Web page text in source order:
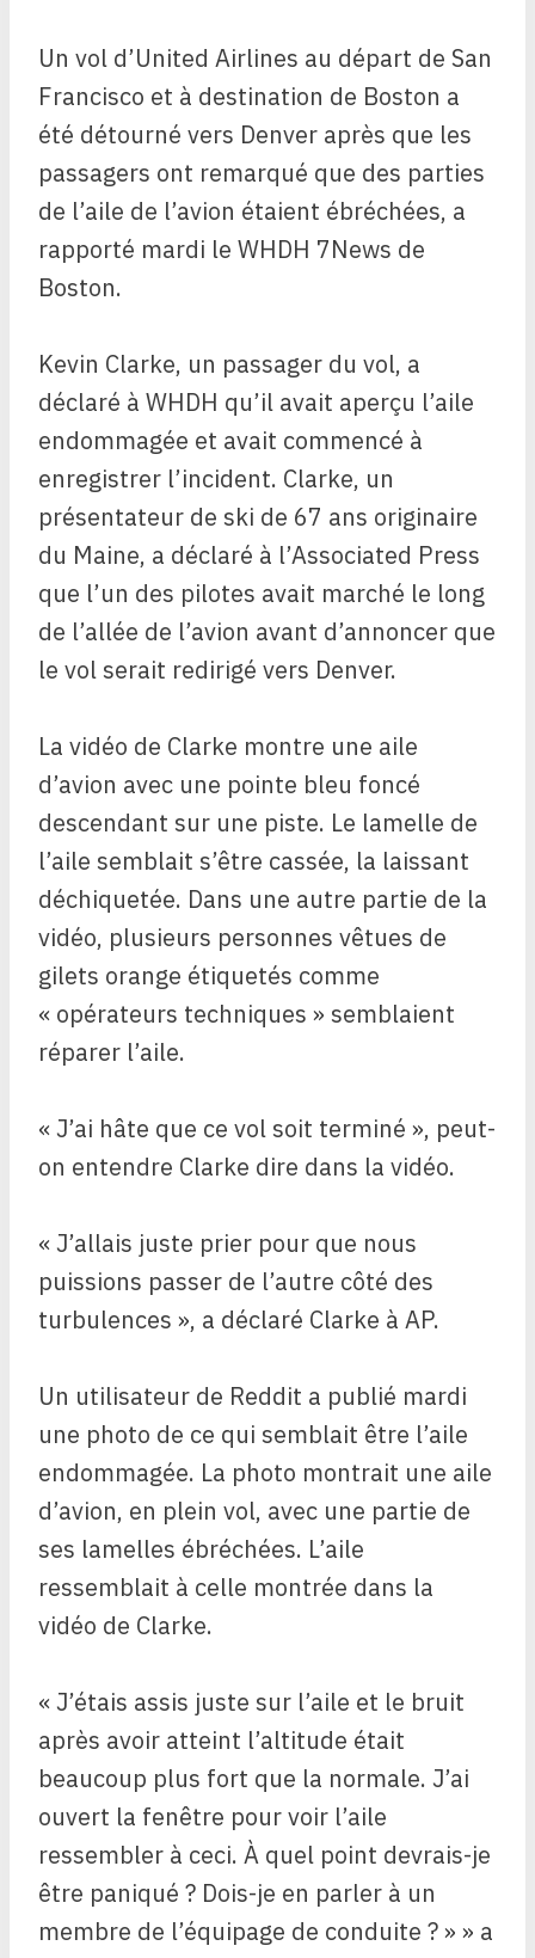
Un vol d’United Airlines au départ de San
Francisco et à destination de Boston a
été détourné vers Denver après que les
passagers ont remarqué que des parties
de l’aile de l’avion étaient ébréchées, a
rapporté mardi le WHDH 7News de
Boston.
Kevin Clarke, un passager du vol, a
déclaré à WHDH qu’il avait aperçu l’aile
endommagée et avait commencé à
enregistrer l’incident. Clarke, un
présentateur de ski de 67 ans originaire
du Maine, a déclaré à l’Associated Press
que l’un des pilotes avait marché le long
de l’allée de l’avion avant d’annoncer que
le vol serait redirigé vers Denver.
La vidéo de Clarke montre une aile
d’avion avec une pointe bleu foncé
descendant sur une piste. Le lamelle de
l’aile semblait s’être cassée, la laissant
déchiquetée. Dans une autre partie de la
vidéo, plusieurs personnes vêtues de
gilets orange étiquetés comme
« opérateurs techniques » semblaient
réparer l’aile.
« J’ai hâte que ce vol soit terminé », peut-
on entendre Clarke dire dans la vidéo.
« J’allais juste prier pour que nous
puissions passer de l’autre côté des
turbulences », a déclaré Clarke à AP.
Un utilisateur de Reddit a publié mardi
une photo de ce qui semblait être l’aile
endommagée. La photo montrait une aile
d’avion, en plein vol, avec une partie de
ses lamelles ébréchées. L’aile
ressemblait à celle montrée dans la
vidéo de Clarke.
« J’étais assis juste sur l’aile et le bruit
après avoir atteint l’altitude était
beaucoup plus fort que la normale. J’ai
ouvert la fenêtre pour voir l’aile
ressembler à ceci. À quel point devrais-je
être paniqué ? Dois-je en parler à un
membre de l’équipage de conduite ? » » a